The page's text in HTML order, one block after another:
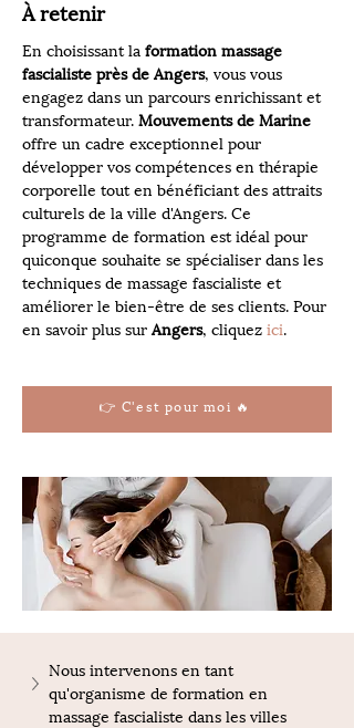
À retenir
En choisissant la formation massage
fascialiste près de Angers, vous vous
engagez dans un parcours enrichissant et
transformateur. Mouvements de Marine
offre un cadre exceptionnel pour
développer vos compétences en thérapie
corporelle tout en bénéficiant des attraits
culturels de la ville d'Angers. Ce
programme de formation est idéal pour
quiconque souhaite se spécialiser dans les
techniques de massage fascialiste et
améliorer le bien-être de ses clients. Pour
en savoir plus sur Angers, cliquez ici.
👉 C'est pour moi 🔥
Nous intervenons en tant
qu'organisme de formation en
massage fascialiste dans les villes